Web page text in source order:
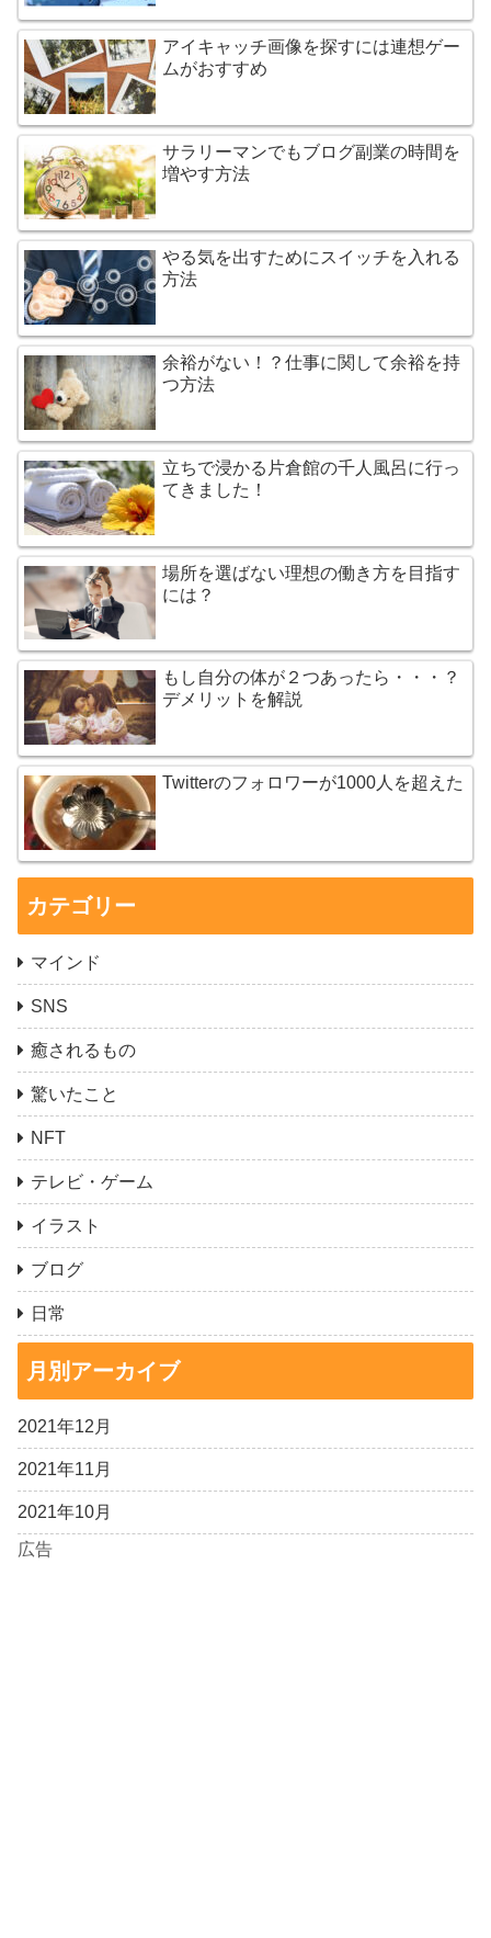
アイキャッチ画像を探すには連想ゲー
ムがおすすめ
サラリーマンでもブログ副業の時間を
増やす方法
やる気を出すためにスイッチを入れる
方法
余裕がない！？仕事に関して余裕を持
つ方法
立ちで浸かる片倉館の千人風呂に行っ
てきました！
場所を選ばない理想の働き方を目指す
には？
もし自分の体が２つあったら・・・？
デメリットを解説
Twitterのフォロワーが1000人を超えた
カテゴリー
マインド
SNS
癒されるもの
驚いたこと
NFT
テレビ・ゲーム
イラスト
ブログ
日常
月別アーカイブ
2021年12月
2021年11月
2021年10月
広告